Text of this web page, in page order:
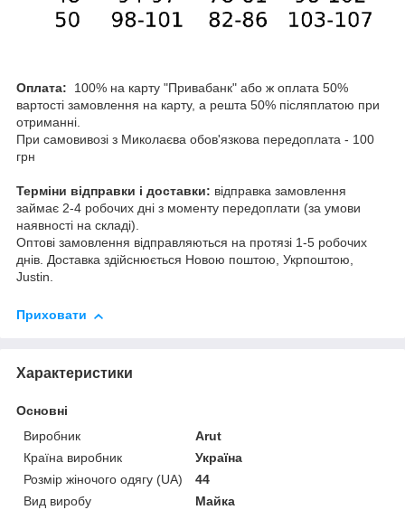
Оплата:
100% на карту "Привабанк" або ж оплата 50%
вартості замовлення на карту, а решта 50% післяплатою при
отриманні.
При самовивозі з Миколаєва обов'язкова передоплата - 100
грн
Терміни відправки і доставки: відправка замовлення
займає 2-4 робочих дні з моменту передоплати (за умови
наявності на складі).
Оптові замовлення відправляються на протязі 1-5 робочих
днів. Доставка здійснюється Новою поштою, Укрпоштою,
Justin.
Приховати
Характеристики
Основні
Виробник
Arut
Країна виробник
Україна
Розмір жіночого одягу (UA)
44
Вид виробу
Майка